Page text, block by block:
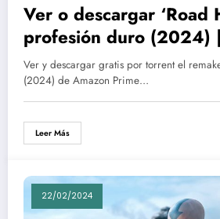
Ver o descargar ‘Road
profesión duro (2024)
Netflix
Ver y descargar gratis por torrent el
(2024) de Amazon Prime…
Leer Más
22/02/2024